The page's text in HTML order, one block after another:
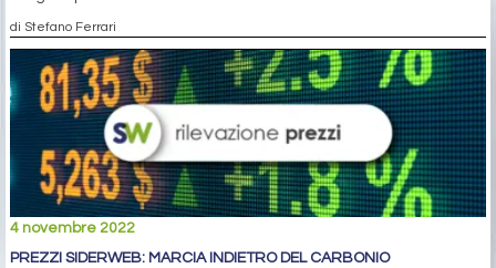
di Stefano Ferrari
4 novembre 2022
PREZZI SIDERWEB: MARCIA INDIETRO DEL CARBONIO